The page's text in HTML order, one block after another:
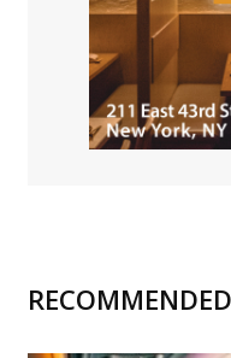
RECOMMENDED